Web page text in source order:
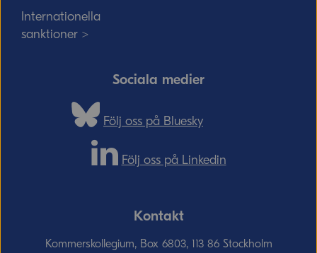
Internationella
sanktioner >
Sociala medier
Följ oss på Bluesky
Följ oss på Linkedin
Kontakt
Kommerskollegium, Box 6803, 113 86 Stockholm